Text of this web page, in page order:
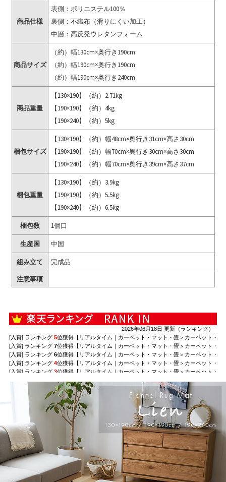
商品仕様
表側：ポリエステル100％
裏側：不織布（滑りにくい加工）
中層：高反発ウレタンフォーム
商品サイズ
（約）幅130cm×奥行き190cm
（約）幅190cm×奥行き190cm
（約）幅190cm×奥行き240cm
商品重量
【130×190】（約）2.71kg
【190×190】（約）4kg
【190×240】（約）5kg
梱包サイズ
【130×190】（約）幅48cm×奥行き31cm×高さ30cm
【190×190】（約）幅70cm×奥行き30cm×高さ30cm
【190×240】（約）幅70cm×奥行き39cm×高さ37cm
梱包重量
【130×190】（約）3.9kg
【190×190】（約）5.5kg
【190×240】（約）6.5kg
梱包数 1個口
生産国 中国
組み立て
完成品
注意事項